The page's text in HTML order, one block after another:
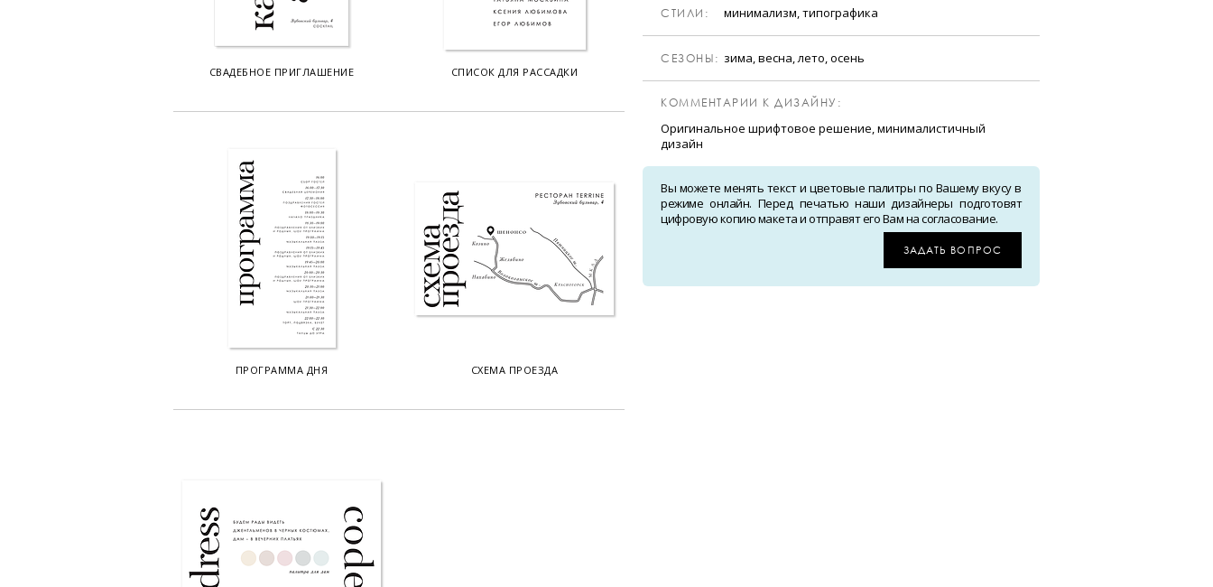
СВАДЕБНОЕ ПРИГЛАШЕНИЕ СПИСОК ДЛЯ РАССАДКИ
ПРОГРАММА ДНЯ СХЕМА ПРОЕЗДА
CТИЛИ: минимализм, типографика
CЕЗОНЫ: зима, весна, лето, осень
КОММЕНТАРИИ К ДИЗАЙНУ:
Оригинальное шрифтовое решение, минималистичный
дизайн
Вы можете менять текст и цветовые палитры по Вашему вкусу в
режиме онлайн. Перед печатью наши дизайнеры подготовят
цифровую копию макета и отправят его Вам на согласование.
ЗАДАТЬ ВОПРОС